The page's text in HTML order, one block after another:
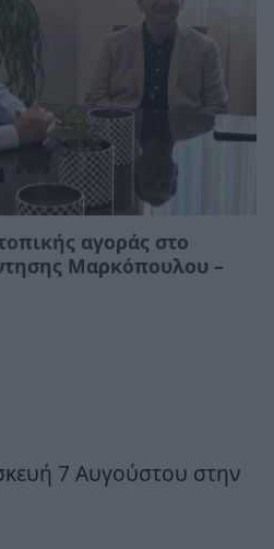
αγοράς στο
Μαρκόπουλου –
7 Αυγούστου στην